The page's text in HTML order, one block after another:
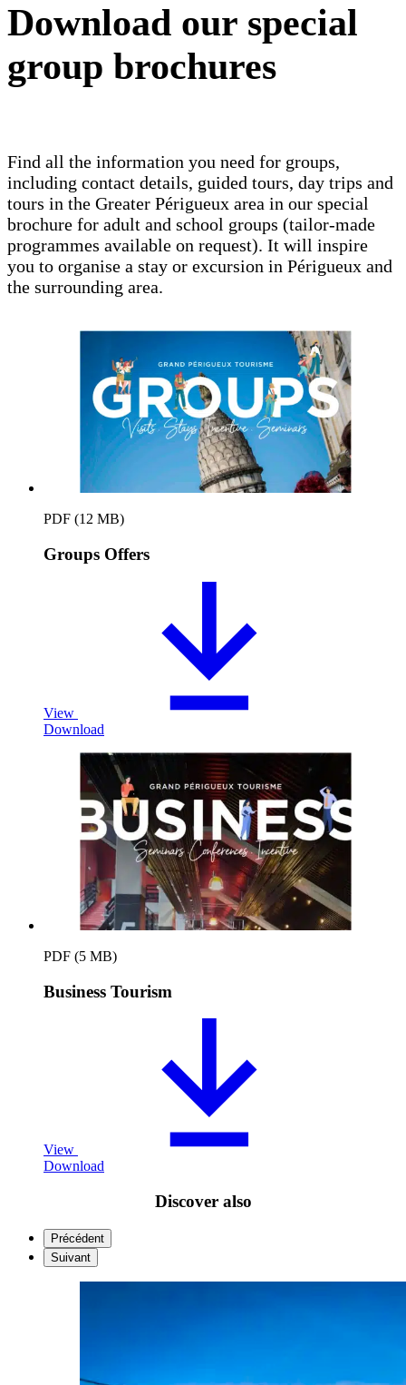
Download our special
group brochures
Find all the information you need for groups,
including contact details, guided tours, day trips and
tours in the Greater Périgueux area in our special
brochure for adult and school groups (tailor-made
programmes available on request). It will inspire
you to organise a stay or excursion in Périgueux and
the surrounding area.
PDF (12 MB)
Groups Offers
View
Download
PDF (5 MB)
Business Tourism
View
Download
Discover also
Précédent
Suivant